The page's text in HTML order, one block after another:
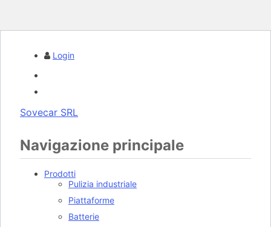
Login
Sovecar SRL
Navigazione principale
Prodotti
Pulizia industriale
Piattaforme
Batterie